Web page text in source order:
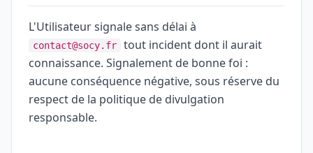
L'Utilisateur signale sans délai à
contact@socy.fr
tout incident dont il aurait
connaissance. Signalement de bonne foi :
aucune conséquence négative, sous réserve du
respect de la politique de divulgation
responsable.